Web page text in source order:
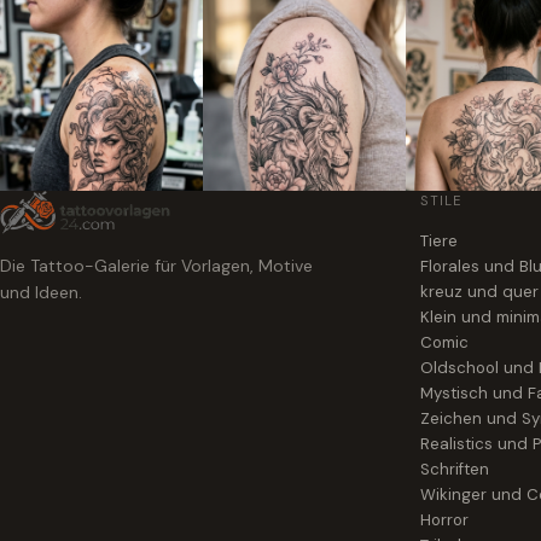
Die Tattoo-Galerie für Vorlagen, Motive
und Ideen.
STILE
Tiere
Florales und
kreuz und quer
Klein und
Comic
Oldschool und
Mystisch und
Zeichen und
Realistics und
Schriften
Wikinger und
Horror